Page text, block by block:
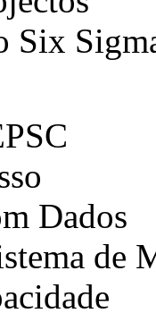
Six
Dados
de